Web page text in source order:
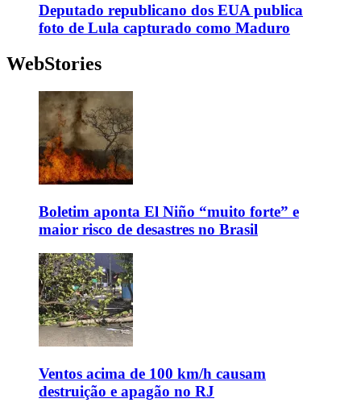
Deputado republicano dos EUA publica
foto de Lula capturado como Maduro
WebStories
Boletim aponta El Niño “muito forte” e
maior risco de desastres no Brasil
Ventos acima de 100 km/h causam
destruição e apagão no RJ